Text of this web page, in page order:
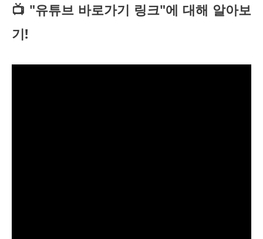
📺 "유튜브 바로가기 링크"에 대해 알아보
기!